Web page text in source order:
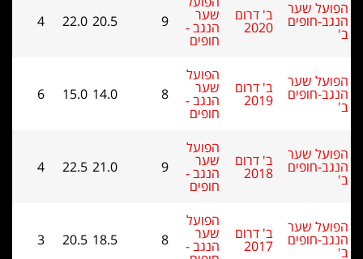
שער
חופים ב' דרום
2020
שער
הנגב - 9
22.0
4
שער
חופים ב' דרום
2019
הפועל
שער
הנגב - 8
15.0
6
שער
חופים ב' דרום
2018
הפועל
שער
הנגב - 9
22.5
4
שער
חופים ב' דרום
2017
הפועל
שער
הנגב - 8
20.5
3